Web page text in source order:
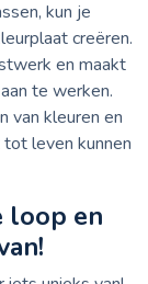
kun je
creëren.
en maakt
te werken.
van kleuren en
leven kunnen
loop en